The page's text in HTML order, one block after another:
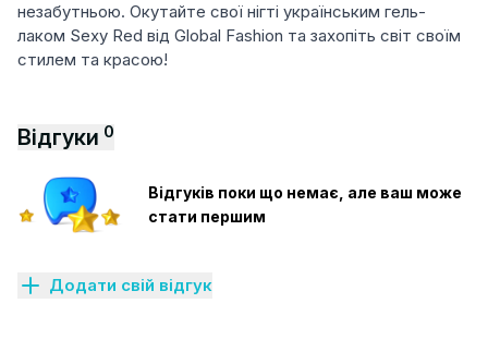
незабутньою. Окутайте свої нігті українським гель-
лаком Sexy Red від Global Fashion та захопіть світ своїм
стилем та красою!
Відгуки 0
Відгуків поки що немає, але ваш може
стати першим
Додати свій відгук